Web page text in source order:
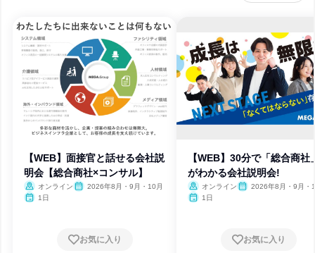
【WEB】面接官と話せる会社説
明会【総合商社×コンサル】
オンライン
2026年8月・9月・10月
1日
お気に入り
【WEB】30分で「総合商社
がわかる会社説明会!
オンライン
2026年8月・9月・
1日
お気に入り